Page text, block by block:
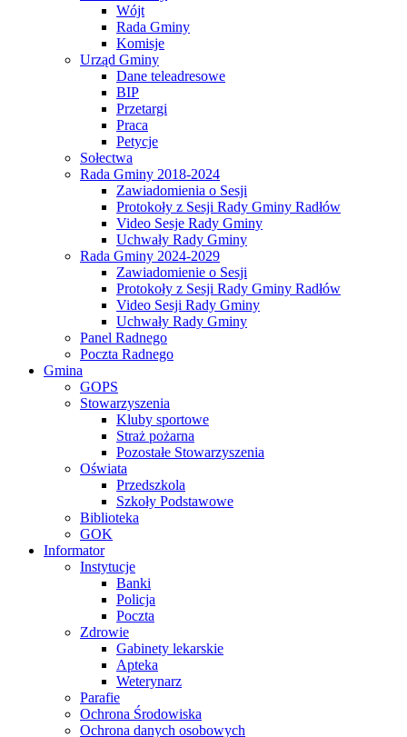
Wójt
Rada Gminy
Komisje
Urząd Gminy
Dane teleadresowe
BIP
Przetargi
Praca
Petycje
Sołectwa
Rada Gminy 2018-2024
Zawiadomienia o Sesji
Protokoły z Sesji Rady Gminy Radłów
Video Sesje Rady Gminy
Uchwały Rady Gminy
Rada Gminy 2024-2029
Zawiadomienie o Sesji
Protokoły z Sesji Rady Gminy Radłów
Video Sesji Rady Gminy
Uchwały Rady Gminy
Panel Radnego
Poczta Radnego
Gmina
GOPS
Stowarzyszenia
Kluby sportowe
Straż pożarna
Pozostałe Stowarzyszenia
Oświata
Przedszkola
Szkoły Podstawowe
Biblioteka
GOK
Informator
Instytucje
Banki
Policja
Poczta
Zdrowie
Gabinety lekarskie
Apteka
Weterynarz
Parafie
Ochrona Środowiska
Ochrona danych osobowych